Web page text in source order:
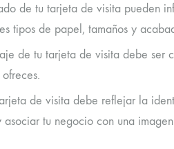
de tu tarjeta de visita pueden
tipos de papel, tamaños y
de tu tarjeta de visita debe ser
de visita debe reflejar la
tu negocio con una